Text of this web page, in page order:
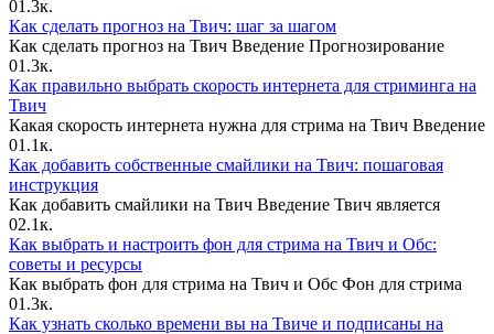
01.3к.
Как сделать прогноз на Твич: шаг за шагом
Как сделать прогноз на Твич Введение Прогнозирование
01.3к.
Как правильно выбрать скорость интернета для стриминга на
Твич
Какая скорость интернета нужна для стрима на Твич Введение
01.1к.
Как добавить собственные смайлики на Твич: пошаговая
инструкция
Как добавить смайлики на Твич Введение Твич является
02.1к.
Как выбрать и настроить фон для стрима на Твич и Обс:
советы и ресурсы
Как выбрать фон для стрима на Твич и Обс Фон для стрима
01.3к.
Как узнать сколько времени вы на Твиче и подписаны на